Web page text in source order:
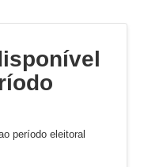
período eleitoral